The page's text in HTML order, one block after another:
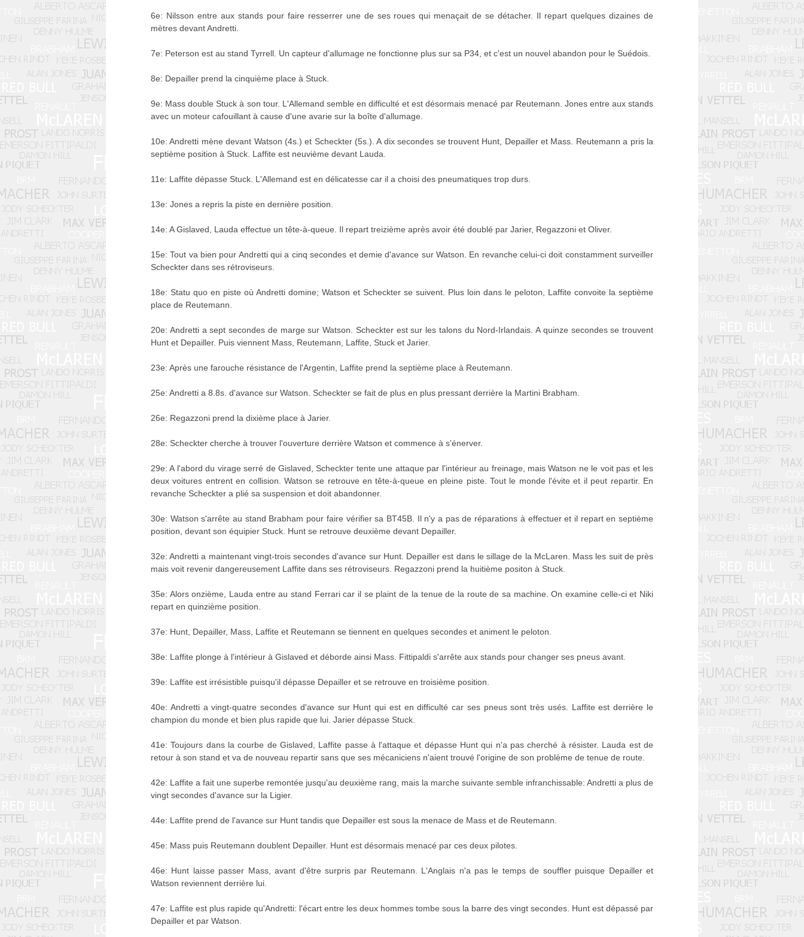
6e: Nilsson entre aux stands pour faire resserrer une de ses roues qui menaçait de se détacher. Il repart quelques dizaines de
mètres devant Andretti.
7e: Peterson est au stand Tyrrell. Un capteur d'allumage ne fonctionne plus sur sa P34, et c'est un nouvel abandon pour le Suédois.
8e: Depailler prend la cinquième place à Stuck.
9e: Mass double Stuck à son tour. L'Allemand semble en difficulté et est désormais menacé par Reutemann. Jones entre aux stands
avec un moteur cafouillant à cause d'une avarie sur la boîte d'allumage.
10e: Andretti mène devant Watson (4s.) et Scheckter (5s.). A dix secondes se trouvent Hunt, Depailler et Mass. Reutemann a pris la
septième position à Stuck. Laffite est neuvième devant Lauda.
11e: Laffite dépasse Stuck. L'Allemand est en délicatesse car il a choisi des pneumatiques trop durs.
13e: Jones a repris la piste en dernière position.
14e: A Gislaved, Lauda effectue un tête-à-queue. Il repart treizième après avoir été doublé par Jarier, Regazzoni et Oliver.
15e: Tout va bien pour Andretti qui a cinq secondes et demie d'avance sur Watson. En revanche celui-ci doit constamment surveiller
Scheckter dans ses rétroviseurs.
18e: Statu quo en piste où Andretti domine; Watson et Scheckter se suivent. Plus loin dans le peloton, Laffite convoite la septième
place de Reutemann.
20e: Andretti a sept secondes de marge sur Watson. Scheckter est sur les talons du Nord-Irlandais. A quinze secondes se trouvent
Hunt et Depailler. Puis viennent Mass, Reutemann, Laffite, Stuck et Jarier.
23e: Après une farouche résistance de l'Argentin, Laffite prend la septième place à Reutemann.
25e: Andretti a 8.8s. d'avance sur Watson. Scheckter se fait de plus en plus pressant derrière la Martini Brabham.
26e: Regazzoni prend la dixième place à Jarier.
28e: Scheckter cherche à trouver l'ouverture derrière Watson et commence à s'énerver.
29e: A l'abord du virage serré de Gislaved, Scheckter tente une attaque par l'intérieur au freinage, mais Watson ne le voit pas et les
deux voitures entrent en collision. Watson se retrouve en tête-à-queue en pleine piste. Tout le monde l'évite et il peut repartir. En
revanche Scheckter a plié sa suspension et doit abandonner.
30e: Watson s'arrête au stand Brabham pour faire vérifier sa BT45B. Il n'y a pas de réparations à effectuer et il repart en septième
position, devant son équipier Stuck. Hunt se retrouve deuxième devant Depailler.
32e: Andretti a maintenant vingt-trois secondes d'avance sur Hunt. Depailler est dans le sillage de la McLaren. Mass les suit de près
mais voit revenir dangereusement Laffite dans ses rétroviseurs. Regazzoni prend la huitième positon à Stuck.
35e: Alors onzième, Lauda entre au stand Ferrari car il se plaint de la tenue de la route de sa machine. On examine celle-ci et Niki
repart en quinzième position.
37e: Hunt, Depailler, Mass, Laffite et Reutemann se tiennent en quelques secondes et animent le peloton.
38e: Laffite plonge à l'intérieur à Gislaved et déborde ainsi Mass. Fittipaldi s'arrête aux stands pour changer ses pneus avant.
39e: Laffite est irrésistible puisqu'il dépasse Depailler et se retrouve en troisième position.
40e: Andretti a vingt-quatre secondes d'avance sur Hunt qui est en difficulté car ses pneus sont très usés. Laffite est derrière le
champion du monde et bien plus rapide que lui. Jarier dépasse Stuck.
41e: Toujours dans la courbe de Gislaved, Laffite passe à l'attaque et dépasse Hunt qui n'a pas cherché à résister. Lauda est de
retour à son stand et va de nouveau repartir sans que ses mécaniciens n'aient trouvé l'origine de son problème de tenue de route.
42e: Laffite a fait une superbe remontée jusqu'au deuxième rang, mais la marche suivante semble infranchissable: Andretti a plus de
vingt secondes d'avance sur la Ligier.
44e: Laffite prend de l'avance sur Hunt tandis que Depailler est sous la menace de Mass et de Reutemann.
45e: Mass puis Reutemann doublent Depailler. Hunt est désormais menacé par ces deux pilotes.
46e: Hunt laisse passer Mass, avant d'être surpris par Reutemann. L'Anglais n'a pas le temps de souffler puisque Depailler et
Watson reviennent derrière lui.
47e: Laffite est plus rapide qu'Andretti: l'écart entre les deux hommes tombe sous la barre des vingt secondes. Hunt est dépassé par
Depailler et par Watson.